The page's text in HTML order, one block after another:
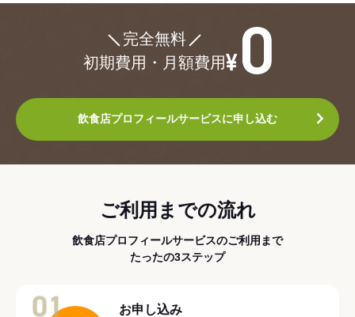
完全無料
初期費用・月額費用
飲食店プロフィールサービスに申し込む
ご利用までの流れ
飲食店プロフィールサービスのご利用まで
たったの3ステップ
お申し込み